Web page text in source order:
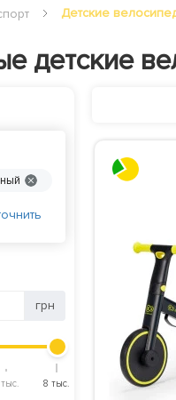
Детские
детские
грн
8 тыс.